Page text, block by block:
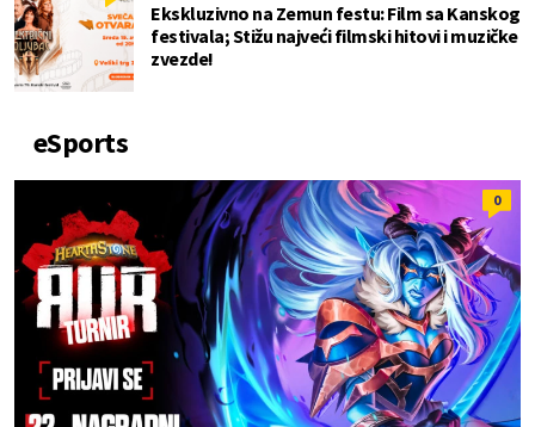
Ekskluzivno na Zemun festu: Film sa Kanskog
festivala; Stižu najveći filmski hitovi i muzičke
zvezde!
eSports
0